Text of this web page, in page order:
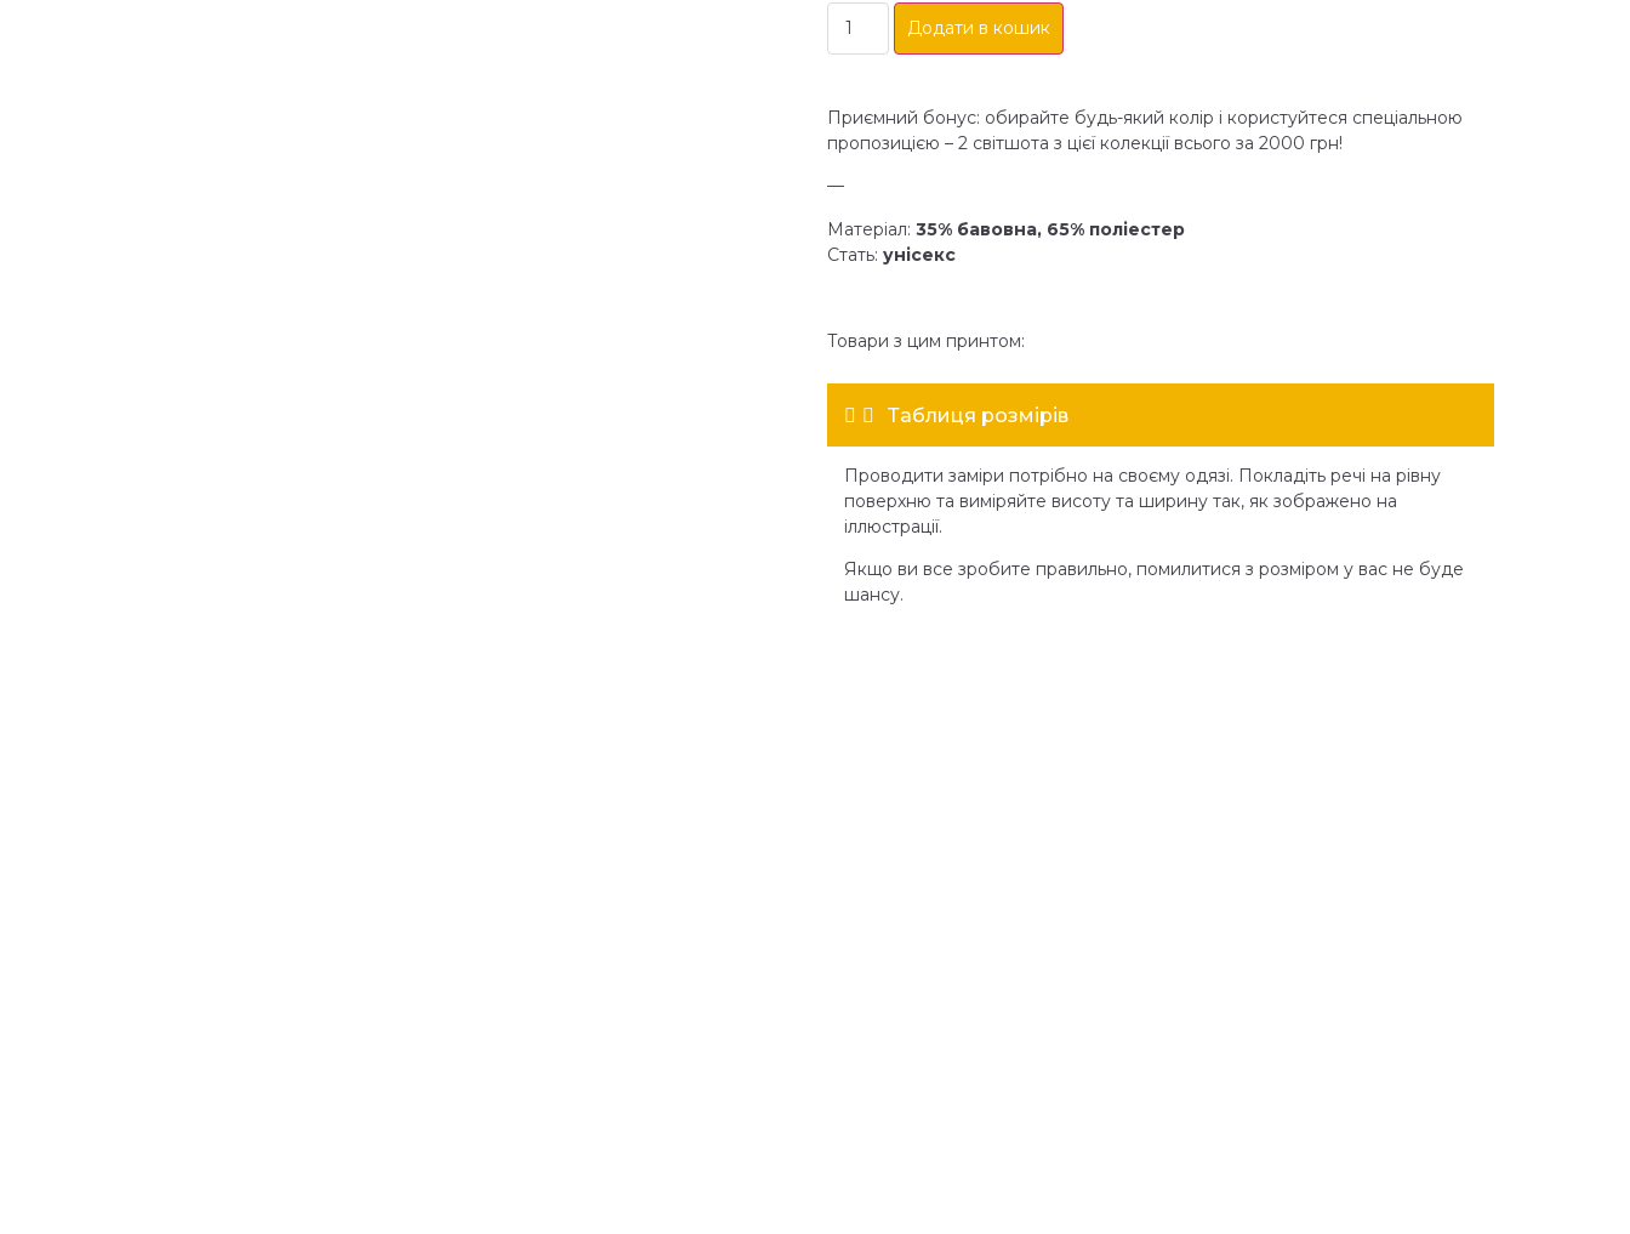
Додати в кошик
Приємний бонус: обирайте будь-який колір і користуйтеся спеціальною
пропозицією – 2 світшота з цієї колекції всього за 2000 грн!
—
Матеріал: 35% бавовна, 65% поліестер
Стать: унісекс
Товари з цим принтом:
Таблиця розмірів
Проводити заміри потрібно на своєму одязі. Покладіть речі на рівну
поверхню та виміряйте висоту та ширину так, як зображено на
іллюстрації.
Якщо ви все зробите правильно, помилитися з розміром у вас не буде
шансу.